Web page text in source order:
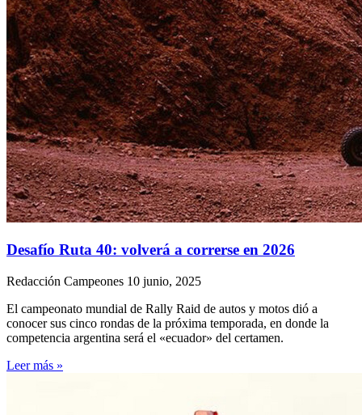
Desafío Ruta 40: volverá a correrse en 2026
Redacción Campeones 10 junio, 2025
El campeonato mundial de Rally Raid de autos y motos dió a
conocer sus cinco rondas de la próxima temporada, en donde la
competencia argentina será el «ecuador» del certamen.
Leer más »